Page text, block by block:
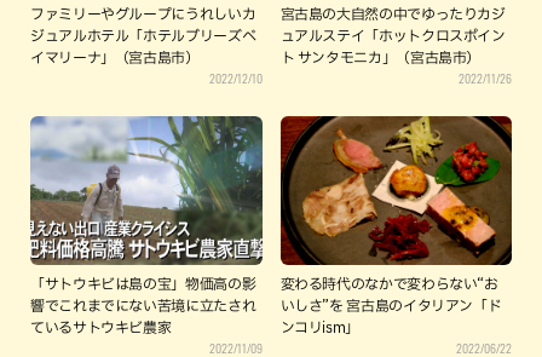
ファミリーやグループにうれしいカ
ジュアルホテル「ホテルブリーズベ
イマリーナ」（宮古島市）
2022/12/10
宮古島の大自然の中でゆったりカジ
ュアルステイ「ホットクロスポイン
ト サンタモニカ」（宮古島市）
2022/11/26
「サトウキビは島の宝」物価高の影
響でこれまでにない苦境に立たされ
ているサトウキビ農家
2022/11/09
変わる時代のなかで変わらない“お
いしさ”を 宮古島のイタリアン「ド
ンコリism」
2022/06/22